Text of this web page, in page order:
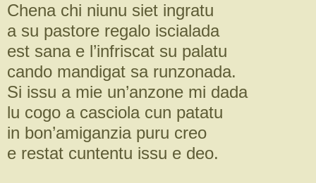
Chena chi niunu siet ingratu
a su pastore regalo iscialada
est sana e l’infriscat su palatu
cando mandigat sa runzonada.
Si issu a mie un’anzone mi dada
lu cogo a casciola cun patatu
in bon’amiganzia puru creo
e restat cuntentu issu e deo.